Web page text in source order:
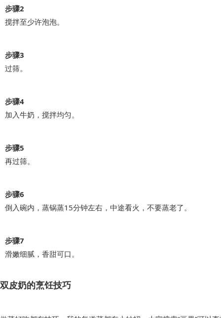
步骤2
搅拌至少许泡泡。
步骤3
过筛。
步骤4
加入牛奶，搅拌均匀。
步骤5
再过筛。
步骤6
倒入碗内，蒸锅蒸15分钟左右，中途看火，不要蒸老了。
步骤7
滑嫩细腻，香甜可口。
双皮奶的烹饪技巧